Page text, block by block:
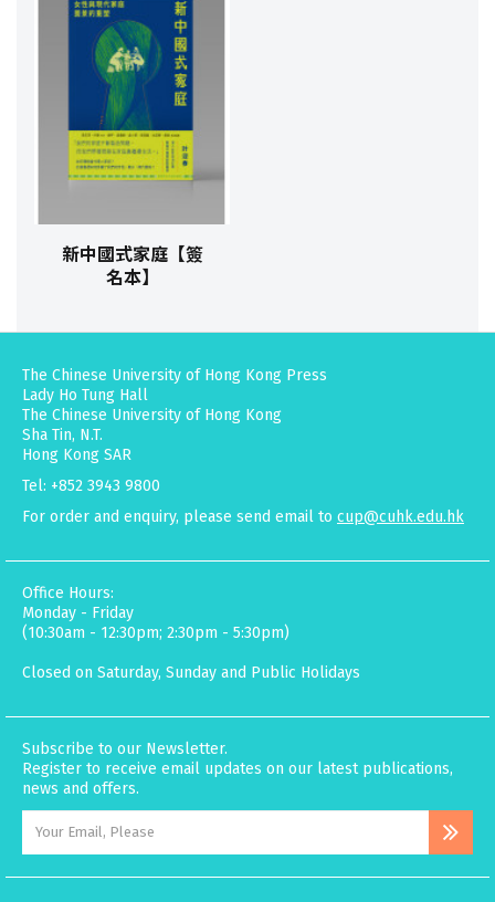
新中國式家庭【簽
名本】
The Chinese University of Hong Kong Press
Lady Ho Tung Hall
The Chinese University of Hong Kong
Sha Tin, N.T.
Hong Kong SAR
Tel: +852 3943 9800
For order and enquiry, please send email to cup@cuhk.edu.hk
Office Hours:
Monday - Friday
(10:30am - 12:30pm; 2:30pm - 5:30pm)
Closed on Saturday, Sunday and Public Holidays
Subscribe to our Newsletter.
Register to receive email updates on our latest publications,
news and offers.